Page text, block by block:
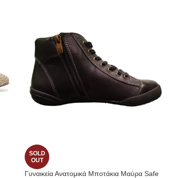
SOLD
OUT
Γυναικεία Ανατομικά Μποτάκια Μαύρα Safe